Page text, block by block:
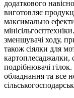
додаткового
виготовляє
максимально
зменшувачі ходу,
також сіялки для
картоплесаджалки,
подрібнювачі
обладнання та все